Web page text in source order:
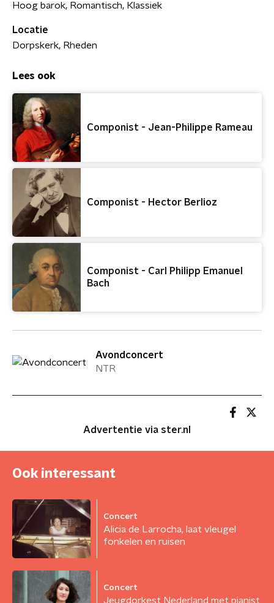
Hoog barok, Romantisch, Klassiek
Locatie
Dorpskerk, Rheden
Lees ook
Componist - Jean-Philippe Rameau
Componist - Hector Berlioz
Componist - Carl Philipp Emanuel
Bach
Avondconcert
NTR
Advertentie via ster.nl
Ook interessant
Concert
Alicia de Larrocha, laat vleugel
fonkelen en ruisen
Concert
Jeugdorkest Nederland met pianist